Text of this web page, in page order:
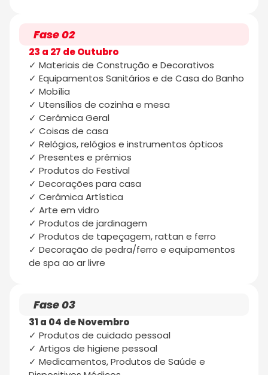
Fase 02
23 a 27 de Outubro
✓ Materiais de Construção e Decorativos
✓ Equipamentos Sanitários e de Casa do Banho
✓ Mobília
✓ Utensílios de cozinha e mesa
✓ Cerâmica Geral
✓ Coisas de casa
✓ Relógios, relógios e instrumentos ópticos
✓ Presentes e prêmios
✓ Produtos do Festival
✓ Decorações para casa
✓ Cerâmica Artística
✓ Arte em vidro
✓ Produtos de jardinagem
✓ Produtos de tapeçagem, rattan e ferro
✓ Decoração de pedra/ferro e equipamentos
de spa ao ar livre
Fase 03
31 a 04 de Novembro
✓ Produtos de cuidado pessoal
✓ Artigos de higiene pessoal
✓ Medicamentos, Produtos de Saúde e